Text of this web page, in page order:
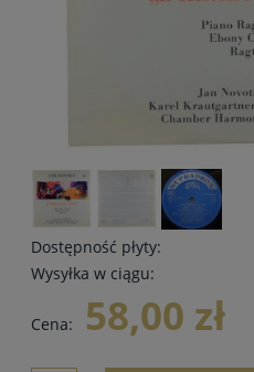
Dostępność płyty:
Wysyłka w ciągu:
Cena: 58,00 zł